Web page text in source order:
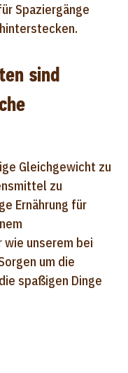
Spaziergänge
sind
Gleichgewicht zu
zu
Ernährung für
unserem bei
um die
spaßigen Dinge